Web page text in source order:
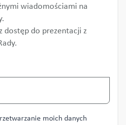
wiadomościami na
dostęp do prezentacji z
moich danych